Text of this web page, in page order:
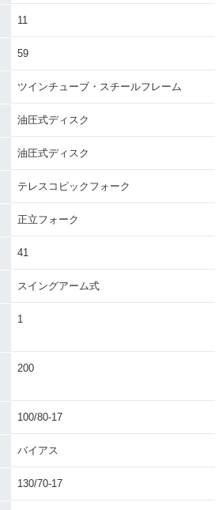
11
59
ツインチューブ・スチールフレーム
油圧式ディスク
油圧式ディスク
テレスコピックフォーク
正立フォーク
41
スイングアーム式
1
200
100/80-17
バイアス
130/70-17